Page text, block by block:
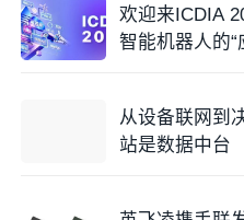
欢迎来ICDIA
智能机器人的“
从设备联网到
站是数据中台